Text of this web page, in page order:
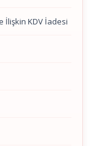
İlişkin KDV İadesi